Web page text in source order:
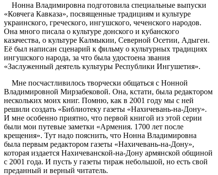
Нонна Владимировна подготовила специальные выпуски
«Ковчега Кавказа», посвященные традициям и культуре
украинского, греческого, ингушского, чеченского народов.
Она много писала о культуре донского и кубанского
казачества, о культуре Калмыкии, Северной Осетии, Адыгеи.
Её был написан сценарий к фильму о культурных традициях
ингушского народа, за что была удостоена звания
«Заслуженный деятель культуры Республики Ингушетия».
Мне посчастливилось творчески общаться с Нонной
Владимировной Мирзабековой. Она, кстати, была редактором
нескольких моих книг. Помню, как в 2001 году мы с ней
решили создать «Библиотеку газеты «Нахичевань-на-Дону».
И мне особенно приятно, что первой книгой из этой серии
были мои путевые заметки «Армения. 1700 лет после
крещения». Тут надо пояснить, что Нонна Владимировна
была первым редактором газеты «Нахичевань-на-Дону»,
которая издается Нахичеванской-на-Дону армянской общиной
с 2001 года. И пусть у газеты тираж небольшой, но есть свой
преданный и верный читатель.